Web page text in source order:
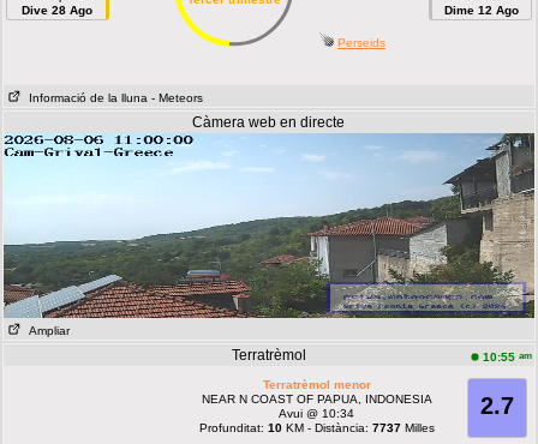
Dive 28 Ago
Dime 12 Ago
Perseids
Informació de la lluna - Meteors
Càmera web en directe
Ampliar
Terratrèmol 10:55 am
2.7
Terratrèmol menor
NEAR N COAST OF PAPUA, INDONESIA
Avui @ 10:34
Profunditat: 10KM - Distància: 7737Milles